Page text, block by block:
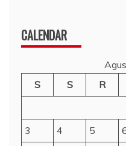
CALENDAR
S
S R
3
4 5